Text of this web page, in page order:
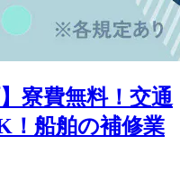
寮費無料！交通
！船舶の補修業